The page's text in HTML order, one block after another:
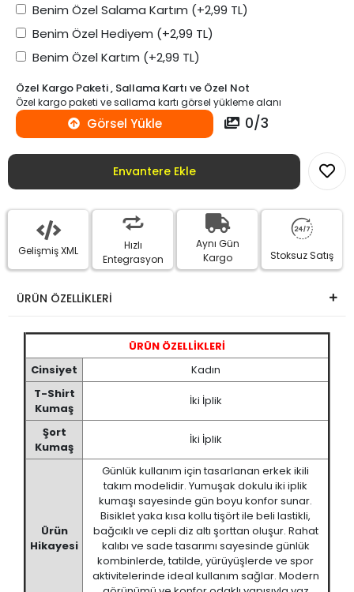
Benim Özel Salama Kartım (+2,99 TL)
Benim Özel Hediyem (+2,99 TL)
Benim Özel Kartım (+2,99 TL)
Özel Kargo Paketi , Sallama Kartı ve Özel Not
Özel kargo paketi ve sallama kartı görsel yükleme alanı
Görsel Yükle 0/3
Envantere Ekle
Gelişmiş XML
Hızlı
Entegrasyon
Aynı Gün
Kargo
Stoksuz Satış
ÜRÜN ÖZELLİKLERİ
ÜRÜN ÖZELLİKLERİ
Cinsiyet
Kadın
T-Shirt
Kumaş
İki İplik
Şort
Kumaş
İki İplik
Ürün
Hikayesi
Günlük kullanım için tasarlanan erkek ikili
takım modelidir. Yumuşak dokulu iki iplik
kumaşı sayesinde gün boyu konfor sunar.
Bisiklet yaka kısa kollu tişört ile beli lastikli,
bağcıklı ve cepli diz altı şorttan oluşur. Rahat
kalıbı ve sade tasarımı sayesinde günlük
kombinlerde, tatilde, yürüyüşlerde ve spor
aktivitelerinde ideal kullanım sağlar. Modern